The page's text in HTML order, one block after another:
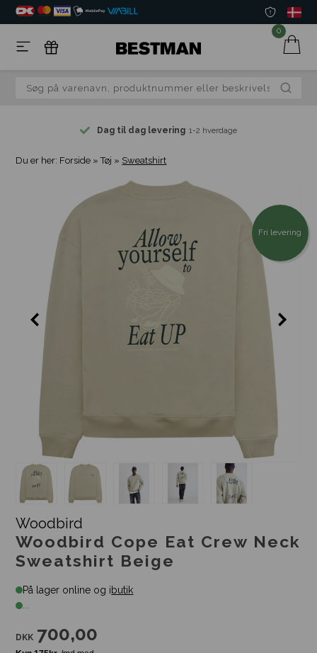
0
Dag til dag levering 1-2 hverdage
Du er her: Forside »Tøj » Sweatshirt
Fri levering
Woodbird
Woodbird Cope Eat Crew Neck
Sweatshirt Beige
På lager online og ibutik
...
DKK 700,00